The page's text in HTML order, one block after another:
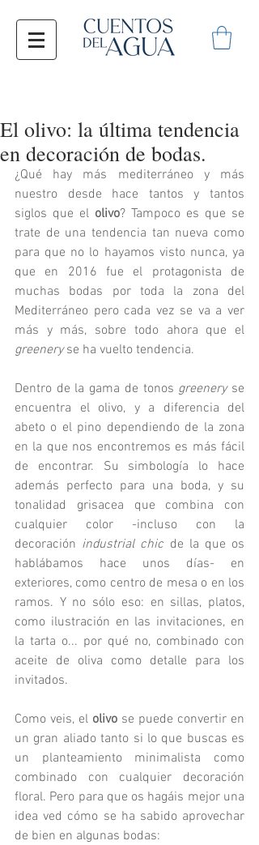
El olivo: la última tendencia
en decoración de bodas.
¿Qué hay más mediterráneo y más
nuestro desde hace tantos y tantos
siglos que el olivo? Tampoco es que se
trate de una tendencia tan nueva como
para que no lo hayamos visto nunca, ya
que en 2016 fue el protagonista de
muchas bodas por toda la zona del
Mediterráneo pero cada vez se va a ver
greenery se ha vuelto tendencia.
Dentro de la gama de tonos greenery se
encuentra el olivo, y a diferencia del
abeto o el pino dependiendo de la zona
en la que nos encontremos es más fácil
de encontrar. Su simbología lo hace
además perfecto para una boda, y su
tonalidad grisacea que combina con
cualquier color -incluso con la
decoración industrial chic de la que os
hablábamos hace unos días- en
exteriores, como centro de mesa o en los
ramos. Y no sólo eso: en sillas, platos,
como ilustración en las invitaciones, en
la tarta o... por qué no, combinado con
aceite de oliva como detalle para los
invitados.
Como veis, el olivo se puede convertir en
un gran aliado tanto si lo que buscas es
un planteamiento minimalista como
combinado con cualquier decoración
floral. Pero para que os hagáis mejor una
idea ved cómo se ha sabido aprovechar
de bien en algunas bodas: